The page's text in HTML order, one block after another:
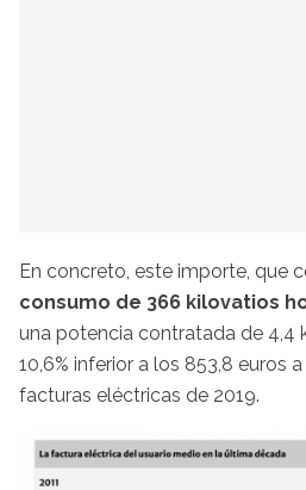
En concreto, este importe, que
consumo de 366 kilovatios
una potencia contratada de 4,4
10,6% inferior a los 853,8 euros
facturas eléctricas de 2019.